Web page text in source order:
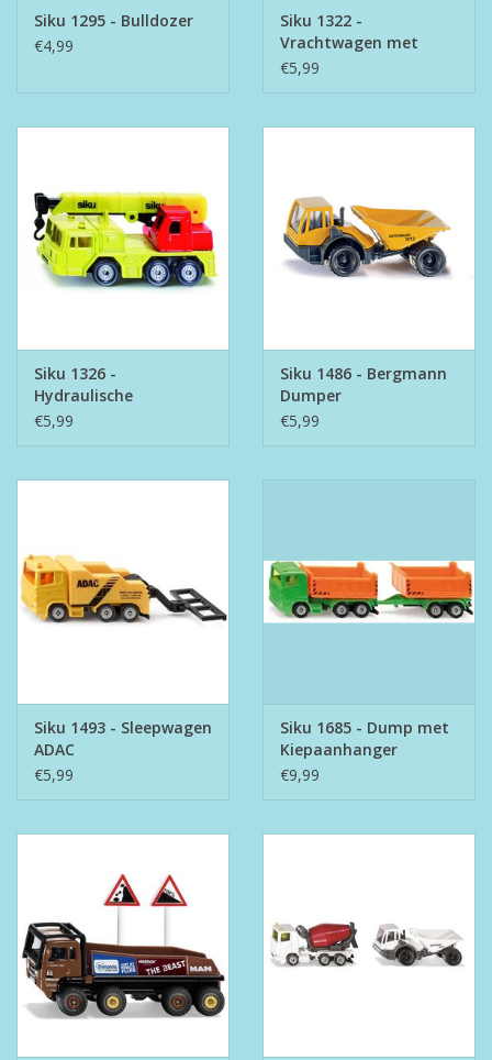
Siku 1295 - Bulldozer
€4,99
Siku 1322 -
Vrachtwagen met
Verkeersborden
€5,99
Siku 1326 -
Hydraulische
Kraanwagen
€5,99
Siku 1486 - Bergmann
Dumper
€5,99
Siku 1493 - Sleepwagen
ADAC
€5,99
Siku 1685 - Dump met
Kiepaanhanger
€9,99